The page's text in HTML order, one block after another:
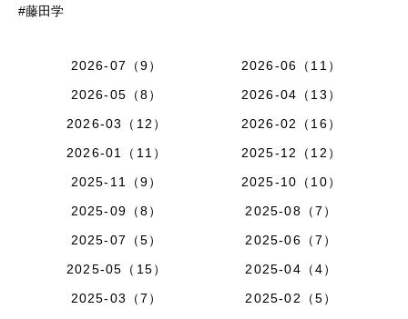
#藤田学
2026-07（9）
2026-06（11）
2026-05（8）
2026-04（13）
2026-03（12）
2026-02（16）
2026-01（11）
2025-12（12）
2025-11（9）
2025-10（10）
2025-09（8）
2025-08（7）
2025-07（5）
2025-06（7）
2025-05（15）
2025-04（4）
2025-03（7）
2025-02（5）